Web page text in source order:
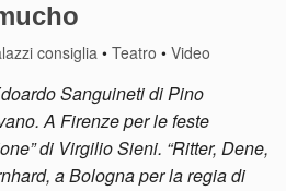
consiglia •Teatro •Video
Sanguineti di Pino
A Firenze per le feste
di Virgilio Sieni. “Ritter, Dene,
a Bologna per la regia di